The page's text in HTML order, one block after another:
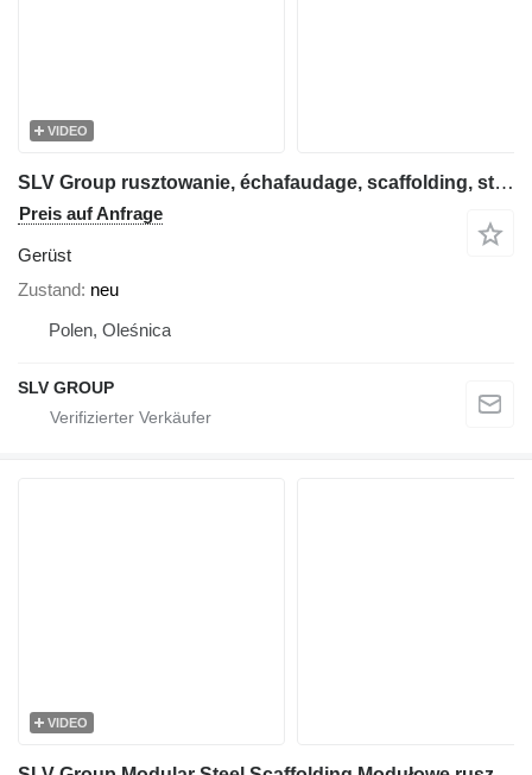
VIDEO
SLV Group rusztowanie, échafaudage, scaffolding, steiger, stillas, skela
Preis auf Anfrage
Gerüst
Zustand neu
Polen, Oleśnica
SLV GROUP
VIDEO